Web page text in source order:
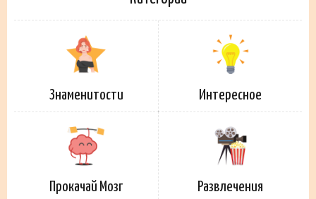
Знаменитости Интересное
Прокачай Мозг Развлечения